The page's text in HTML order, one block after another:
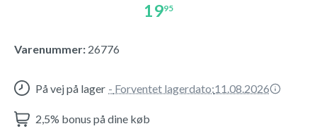
1995
Varenummer: 26776
På vej på lager - Forventet lagerdato:11.08.2026
2,5% bonus på dine køb